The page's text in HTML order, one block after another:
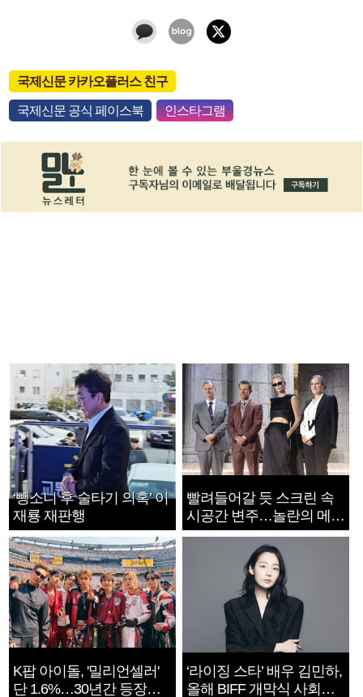
국제신문 카카오플러스 친구
국제신문 공식 페이스북 인스타그램
‘뺑소니 후 술타기 의혹’ 이
재룡 재판행
빨려들어갈 듯 스크린 속
시공간 변주…놀란의 메시
지는 ‘전쟁 속죄’
K팝 아이돌, '밀리언셀러'
단 1.6%…30년간 등장
‘라이징 스타’ 배우 김민하,
올해 BIFF 개막식 사회자